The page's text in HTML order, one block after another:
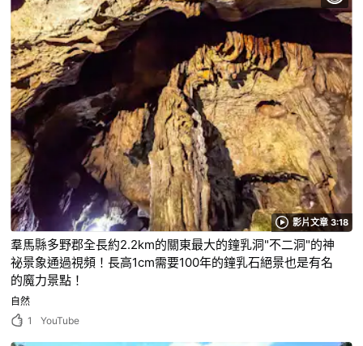
影片文章 3:18
羣馬縣多野郡全長約2.2km的關東最大的鐘乳洞"不二洞"的神
祕景象通過視頻！長高1cm需要100年的鐘乳石絕景也是有名
的魔力景點！
自然
1
YouTube